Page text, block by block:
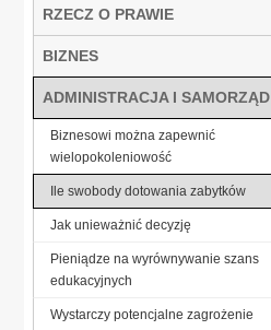
RZECZ O PRAWIE
BIZNES
ADMINISTRACJA I SAMORZĄD
Biznesowi można zapewnić
wielopokoleniowość
Ile swobody dotowania zabytków
Jak unieważnić decyzję
Pieniądze na wyrównywanie szans
edukacyjnych
Wystarczy potencjalne zagrożenie